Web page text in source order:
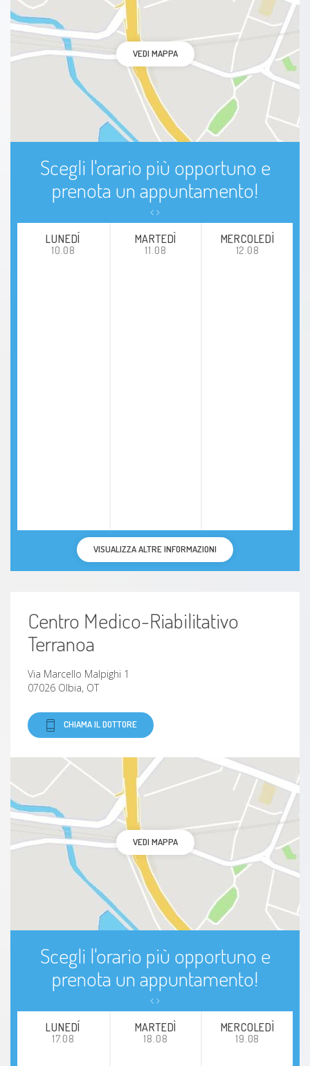
Cervicoartrosi
Dorsalgia
Borsite
VEDI MAPPA
Scegli l'orario più opportuno e
prenota un appuntamento!
LUNEDÍ
10.08
MARTEDÌ
11.08
MERCOLEDÌ
12.08
VISUALIZZA ALTRE INFORMAZIONI
Centro Medico-Riabilitativo
Terranoa
Via Marcello Malpighi 1
07026 Olbia, OT
CHIAMA IL DOTTORE
VEDI MAPPA
Scegli l'orario più opportuno e
prenota un appuntamento!
LUNEDÍ
17.08
MARTEDÌ
18.08
MERCOLEDÌ
19.08